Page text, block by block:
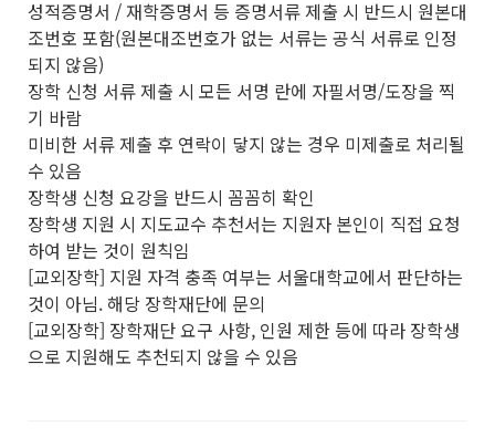
성적증명서 / 재학증명서 등 증명서류 제출 시 반드시 원본대
조번호 포함(원본대조번호가 없는 서류는 공식 서류로 인정
되지 않음)
장학 신청 서류 제출 시 모든 서명 란에 자필서명/도장을 찍
기 바람
미비한 서류 제출 후 연락이 닿지 않는 경우 미제출로 처리될
수 있음
장학생 신청 요강을 반드시 꼼꼼히 확인
장학생 지원 시 지도교수 추천서는 지원자 본인이 직접 요청
하여 받는 것이 원칙임
[교외장학] 지원 자격 충족 여부는 서울대학교에서 판단하는
것이 아님. 해당 장학재단에 문의
[교외장학] 장학재단 요구 사항, 인원 제한 등에 따라 장학생
으로 지원해도 추천되지 않을 수 있음